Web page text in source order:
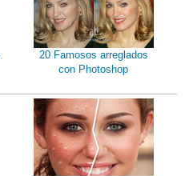
20 Famosos arreglados
con Photoshop